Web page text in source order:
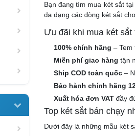
Bạn đang tìm mua két sắt tại
đa dạng các dòng két sắt
Ưu đãi khi mua két
100% chính hãng – Tem
Miễn phí giao hàng tận
Ship COD toàn quốc–
Bảo hành chính hãng
Xuất hóa đơn VATđầy
Top két sắt bán chạy
Dưới đây là những mẫu két